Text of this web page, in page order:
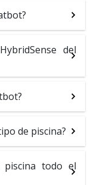
del
de piscina?
todo el